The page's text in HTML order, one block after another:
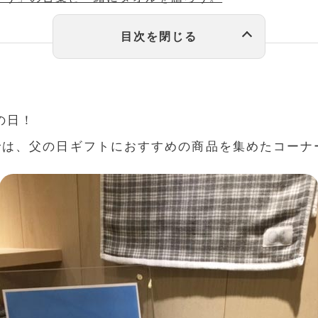
！
、父の日ギフトにおすすめの商品を集めたコーナ